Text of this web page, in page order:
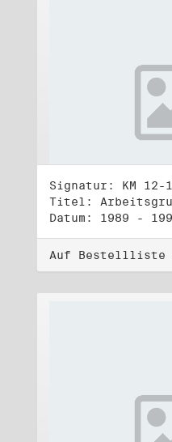
Signatur: KM 12-
Datum: 1989 -
Auf Bestellliste